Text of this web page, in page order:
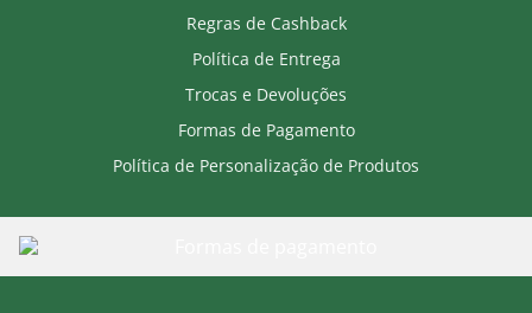
Regras de Cashback
Política de Entrega
Trocas e Devoluções
Formas de Pagamento
Política de Personalização de Produtos